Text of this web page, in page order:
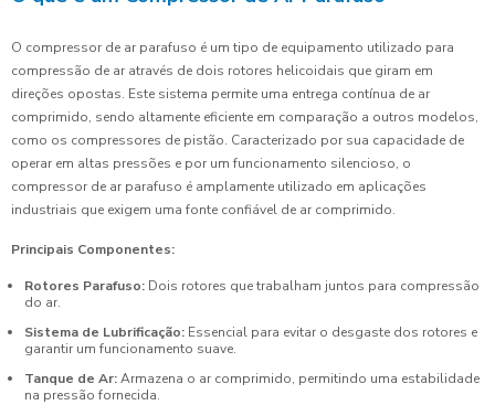
O compressor de ar parafuso é um tipo de equipamento utilizado para
compressão de ar através de dois rotores helicoidais que giram em
direções opostas. Este sistema permite uma entrega contínua de ar
comprimido, sendo altamente eficiente em comparação a outros modelos,
como os compressores de pistão. Caracterizado por sua capacidade de
operar em altas pressões e por um funcionamento silencioso, o
compressor de ar parafuso é amplamente utilizado em aplicações
industriais que exigem uma fonte confiável de ar comprimido.
Principais Componentes:
Rotores Parafuso: Dois rotores que trabalham juntos para compressão
do ar.
Sistema de Lubrificação: Essencial para evitar o desgaste dos rotores e
garantir um funcionamento suave.
Tanque de Ar:Armazena o ar comprimido, permitindo uma estabilidade
na pressão fornecida.